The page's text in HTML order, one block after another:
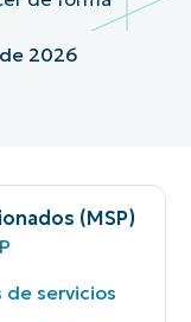
2026
(MSP)
de servicios